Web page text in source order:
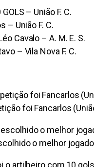
– União F. C.
– União F. C.
Cavalo – A. M. E. S.
– Vila Nova F. C.
foi Fancarlos
o melhor